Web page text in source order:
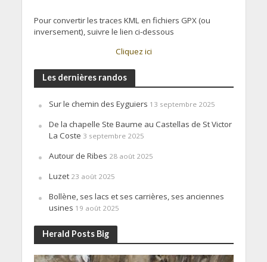
Pour convertir les traces KML en fichiers GPX (ou
inversement), suivre le lien ci-dessous
Cliquez ici
Les dernières randos
Sur le chemin des Eyguiers 13 septembre 2025
De la chapelle Ste Baume au Castellas de St Victor
La Coste 3 septembre 2025
Autour de Ribes 28 août 2025
Luzet 23 août 2025
Bollène, ses lacs et ses carrières, ses anciennes
usines 19 août 2025
Herald Posts Big